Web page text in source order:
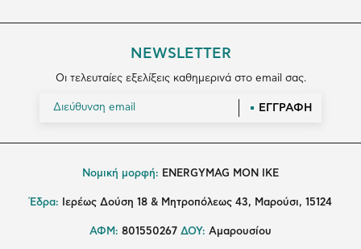
NEWSLETTER
Οι τελευταίες εξελίξεις καθημερινά στο email σας.
ΕΓΓΡΑΦΗ
Νομική μορφή: ENERGYMAG MON IKE
Έδρα: Ιερέως Δούση 18 & Μητροπόλεως 43, Μαρούσι, 15124
ΑΦΜ: 801550267 ΔΟΥ: Αμαρουσίου